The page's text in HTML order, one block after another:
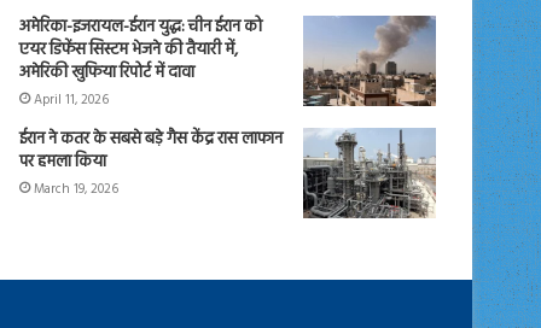
अमेरिका-इजरायल-ईरान युद्ध: चीन ईरान को
एयर डिफेंस सिस्टम भेजने की तैयारी में,
अमेरिकी खुफिया रिपोर्ट में दावा
April 11, 2026
ईरान ने कतर के सबसे बड़े गैस केंद्र रास लाफान
पर हमला किया
March 19, 2026